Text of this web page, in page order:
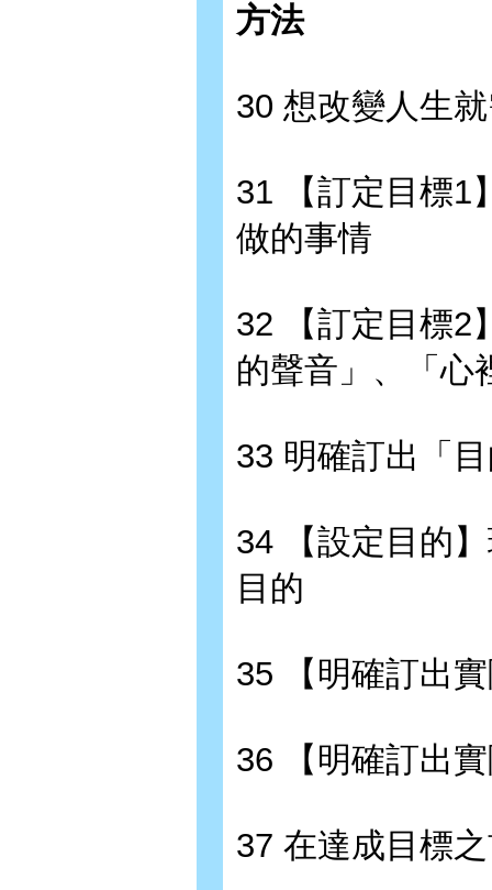
方法
30 想改變人生
31 【訂定目標1
做的事情
32 【訂定目標2
的聲音」、「心
33 明確訂出「
34 【設定目的
目的
35 【明確訂出
36 【明確訂出
37 在達成目標